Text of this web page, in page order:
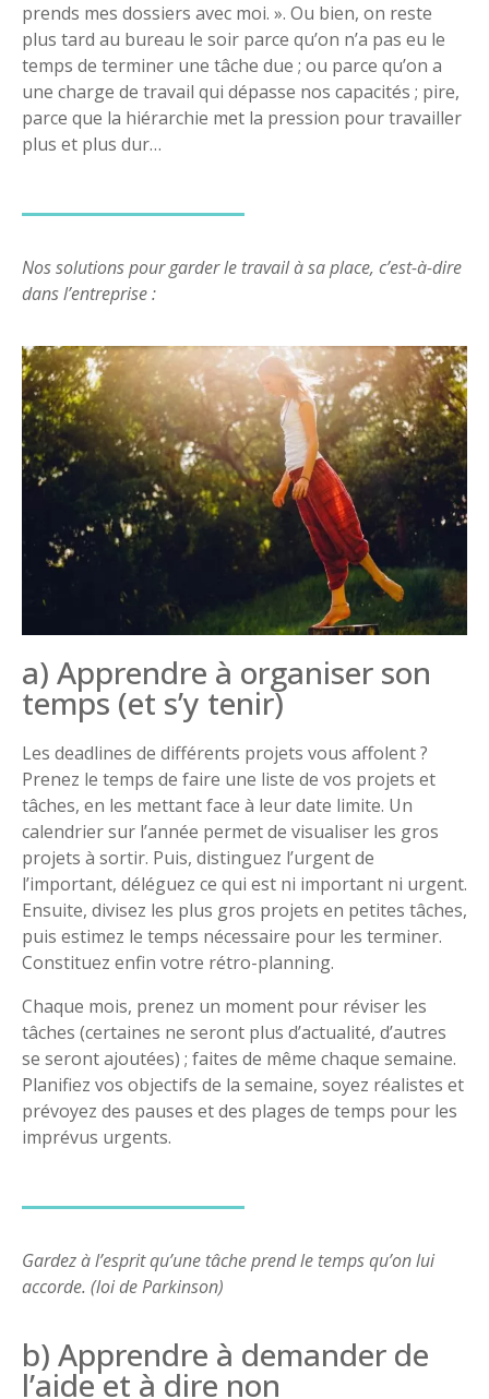
prends mes dossiers avec moi. ». Ou bien, on reste
plus tard au bureau le soir parce qu’on n’a pas eu le
temps de terminer une tâche due ; ou parce qu’on a
une charge de travail qui dépasse nos capacités ; pire,
parce que la hiérarchie met la pression pour travailler
plus et plus dur…
Nos solutions pour garder le travail à sa place, c’est-à-dire
dans l’entreprise :
a) Apprendre à organiser son
temps (et s’y tenir)
Les deadlines de différents projets vous affolent ?
Prenez le temps de faire une liste de vos projets et
tâches, en les mettant face à leur date limite. Un
calendrier sur l’année permet de visualiser les gros
projets à sortir. Puis, distinguez l’urgent de
l’important, déléguez ce qui est ni important ni urgent.
Ensuite, divisez les plus gros projets en petites tâches,
puis estimez le temps nécessaire pour les terminer.
Constituez enfin votre rétro-planning.
Chaque mois, prenez un moment pour réviser les
tâches (certaines ne seront plus d’actualité, d’autres
se seront ajoutées) ; faites de même chaque semaine.
Planifiez vos objectifs de la semaine, soyez réalistes et
prévoyez des pauses et des plages de temps pour les
imprévus urgents.
Gardez à l’esprit qu’une tâche prend le temps qu’on lui
accorde. (loi de Parkinson)
b) Apprendre à demander de
l’aide et à dire non